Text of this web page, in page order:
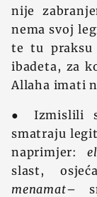
nije
nema svoj
te tu praksu
ibadeta, za
Allaha imati
● Izmislili
smatraju
naprimjer:
slast,
menamat–